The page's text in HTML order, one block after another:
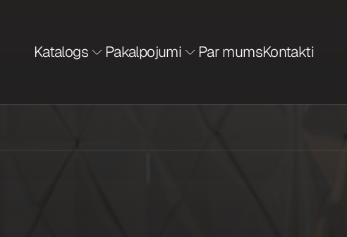
Katalogs Pakalpojumi Par mumsKontakti